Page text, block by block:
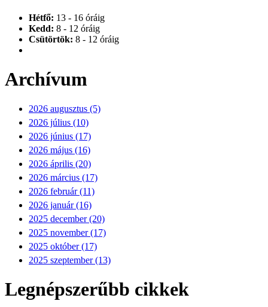
Hétfő: 13 - 16 óráig
Kedd: 8 - 12 óráig
Csütörtök: 8 - 12 óráig
Archívum
2026 augusztus (5)
2026 július (10)
2026 június (17)
2026 május (16)
2026 április (20)
2026 március (17)
2026 február (11)
2026 január (16)
2025 december (20)
2025 november (17)
2025 október (17)
2025 szeptember (13)
Legnépszerűbb cikkek